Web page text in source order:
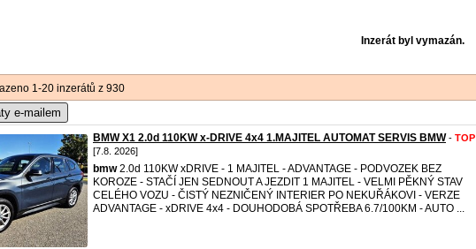
Inzerát byl vymazán.
1-20 inzerátů z 930
e-mailem
BMW X1 2.0d 110KW x-DRIVE 4x4 1.MAJITEL AUTOMAT SERVIS BMW- TOP
[7.8. 2026]
bmw2.0d 110KW xDRIVE - 1 MAJITEL - ADVANTAGE - PODVOZEK BEZ
KOROZE - STAČÍ JEN SEDNOUT A JEZDIT 1 MAJITEL - VELMI PĚKNÝ STAV
CELÉHO VOZU - ČISTÝ NEZNIČENÝ INTERIER PO NEKUŘÁKOVI - VERZE
ADVANTAGE - xDRIVE 4x4 - DOUHODOBÁ SPOTŘEBA 6.7/100KM - AUTO ...